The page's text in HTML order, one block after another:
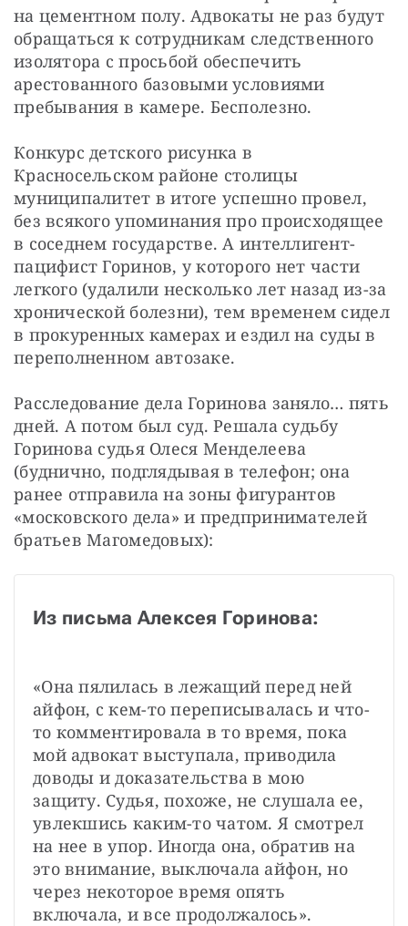
на цементном полу. Адвокаты не раз будут
обращаться к сотрудникам следственного
изолятора с просьбой обеспечить
арестованного базовыми условиями
пребывания в камере. Бесполезно.
Конкурс детского рисунка в
Красносельском районе столицы
муниципалитет в итоге успешно провел,
без всякого упоминания про происходящее
в соседнем государстве. А интеллигент-
пацифист Горинов, у которого нет части
легкого (удалили несколько лет назад из-за
хронической болезни), тем временем сидел
в прокуренных камерах и ездил на суды в
переполненном автозаке.
Расследование дела Горинова заняло… пять
дней. А потом был суд. Решала судьбу
Горинова судья Олеся Менделеева
(буднично, подглядывая в телефон; она
ранее отправила на зоны фигурантов
«московского дела» и предпринимателей
братьев Магомедовых):
Из письма Алексея Горинова:
«Она пялилась в лежащий перед ней
айфон, с кем-то переписывалась и что-
то комментировала в то время, пока
мой адвокат выступала, приводила
доводы и доказательства в мою
защиту. Судья, похоже, не слушала ее,
увлекшись каким-то чатом. Я смотрел
на нее в упор. Иногда она, обратив на
это внимание, выключала айфон, но
через некоторое время опять
включала, и все продолжалось».